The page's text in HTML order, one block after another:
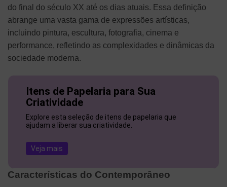
do final do século XX até os dias atuais. Essa definição
abrange uma vasta gama de expressões artísticas,
incluindo pintura, escultura, fotografia, cinema e
performance, refletindo as complexidades e dinâmicas da
sociedade moderna.
Itens de Papelaria para Sua
Criatividade
Explore esta seleção de itens de papelaria que
ajudam a liberar sua criatividade.
Veja mais
Características do Contemporâneo